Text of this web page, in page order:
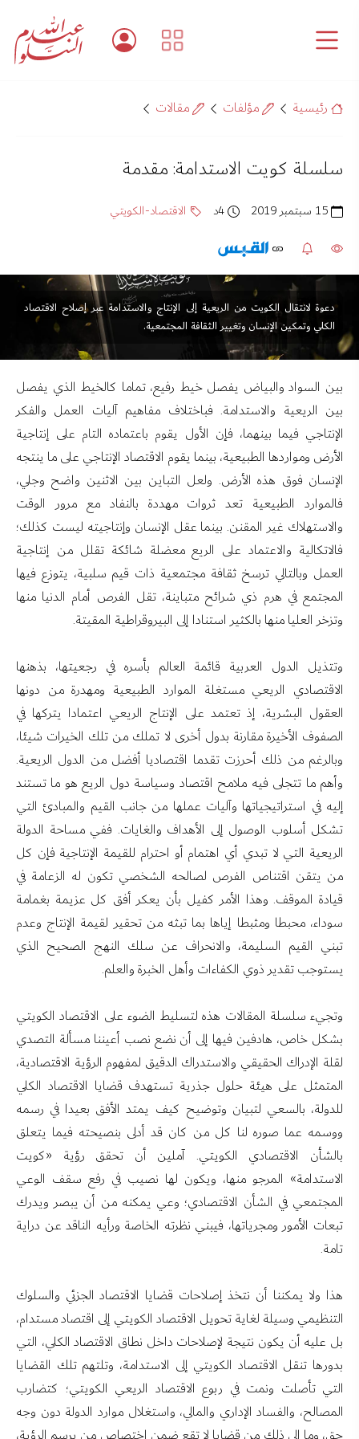
رئيسية مؤلفات مقالات
سلسلة كويت الاستدامة: مقدمة
الاقتصاد-الكويتي
دعوة لانتقال الكويت من الريعية إلى الإنتاج والاستدامة عبر إصلاح الاقتصاد
الكلي وتمكين الإنسان وتغيير الثقافة المجتمعية.
بين السواد والبياض يفصل خيط رفيع، تماما كالخيط الذي يفصل
بين الريعية والاستدامة. فباختلاف مفاهيم آليات العمل والفكر
الإنتاجي فيما بينهما، فإن الأول يقوم باعتماده التام على إنتاجية
الأرض ومواردها الطبيعية، بينما يقوم الاقتصاد الإنتاجي على ما ينتجه
الإنسان فوق هذه الأرض. ولعل التباين بين الاثنين واضح وجلي،
فالموارد الطبيعية تعد ثروات مهددة بالنفاد مع مرور الوقت
والاستهلاك غير المقنن. بينما عقل الإنسان وإنتاجيته ليست كذلك؛
فالاتكالية والاعتماد على الريع معضلة شائكة تقلل من إنتاجية
العمل وبالتالي ترسخ ثقافة مجتمعية ذات قيم سلبية، يتوزع فيها
المجتمع في هرم ذي شرائح متباينة، تقل الفرص أمام الدنيا منها
وتزخر العليا منها بالكثير استنادا إلى البيروقراطية المقيتة.
وتتذيل الدول العربية قائمة العالم بأسره في رجعيتها، بذهنها
الاقتصادي الريعي مستغلة الموارد الطبيعية ومهدرة من دونها
العقول البشرية، إذ تعتمد على الإنتاج الريعي اعتمادا يتركها في
الصفوف الأخيرة مقارنة بدول أخرى لا تملك من تلك الخيرات شيئا،
وبالرغم من ذلك أحرزت تقدما اقتصاديا أفضل من الدول الريعية.
وأهم ما تتجلى فيه ملامح اقتصاد وسياسة دول الريع هو ما تستند
إليه في استراتيجياتها وآليات عملها من جانب القيم والمبادئ التي
تشكل أسلوب الوصول إلى الأهداف والغايات. ففي مساحة الدولة
الريعية التي لا تبدي أي اهتمام أو احترام للقيمة الإنتاجية فإن كل
من يتقن اقتناص الفرص لصالحه الشخصي تكون له الزعامة في
قيادة الموقف. وهذا الأمر كفيل بأن يعكر أفق كل عزيمة بغمامة
سوداء، محبطا ومثبطا إياها بما تبثه من تحقير لقيمة الإنتاج وعدم
تبني القيم السليمة، والانحراف عن سلك النهج الصحيح الذي
يستوجب تقدير ذوي الكفاءات وأهل الخبرة والعلم.
وتجيء سلسلة المقالات هذه لتسليط الضوء على الاقتصاد الكويتي
بشكل خاص، هادفين فيها إلى أن نضع نصب أعيننا مسألة التصدي
لقلة الإدراك الحقيقي والاستدراك الدقيق لمفهوم الرؤية الاقتصادية،
المتمثل على هيئة حلول جذرية تستهدف قضايا الاقتصاد الكلي
للدولة، بالسعي لتبيان وتوضيح كيف يمتد الأفق بعيدا في رسمه
ووسمه عما صوره لنا كل من كان قد أدلى بنصيحته فيما يتعلق
بالشأن الاقتصادي الكويتي. آملين أن تحقق رؤية «كويت
الاستدامة» المرجو منها، ويكون لها نصيب في رفع سقف الوعي
المجتمعي في الشأن الاقتصادي؛ وعي يمكنه من أن يبصر ويدرك
تبعات الأمور ومجرياتها، فيبني نظرته الخاصة ورأيه الناقد عن دراية
تامة.
هذا ولا يمكننا أن نتخذ إصلاحات قضايا الاقتصاد الجزئي والسلوك
التنظيمي وسيلة لغاية تحويل الاقتصاد الكويتي إلى اقتصاد مستدام،
بل عليه أن يكون نتيجة لإصلاحات داخل نطاق الاقتصاد الكلي، التي
بدورها تنقل الاقتصاد الكويتي إلى الاستدامة، وتلتهم تلك القضايا
التي تأصلت ونمت في ربوع الاقتصاد الريعي الكويتي؛ كتضارب
المصالح، والفساد الإداري والمالي، واستغلال موارد الدولة دون وجه